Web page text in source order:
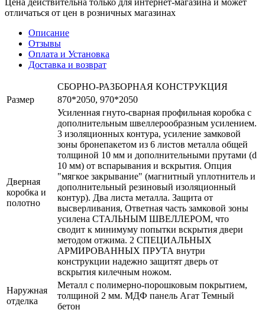
отличаться от цен в розничных магазинах
Описание
Отзывы
Оплата и Установка
Доставка и возврат
СБОРНО-РАЗБОРНАЯ КОНСТРУКЦИЯ
Размер
870*2050, 970*2050
Дверная
коробка и
полотно
Усиленная гнуто-сварная профильная коробка с
дополнительным швеллерообразным усилением.
3 изоляционных контура, усиление замковой
зоны бронепакетом из 6 листов металла общей
толщиной 10 мм и дополнительными прутами (d
10 мм) от вспарывания и вскрытия. Опция
"мягкое закрывание" (магнитный уплотнитель и
дополнительный резиновый изоляционный
контур). Два листа металла. Защита от
высверливания, Ответная часть замковой зоны
усилена СТАЛЬНЫМ ШВЕЛЛЕРОМ, что
сводит к минимуму попытки вскрытия двери
методом отжима. 2 СПЕЦИАЛЬНЫХ
АРМИРОВАННЫХ ПРУТА внутри
конструкции надежно защитят дверь от
вскрытия килечным ножом.
Наружная
отделка
Металл с полимерно-порошковым покрытием,
толщиной 2 мм. МДФ панель Агат Темный
бетон